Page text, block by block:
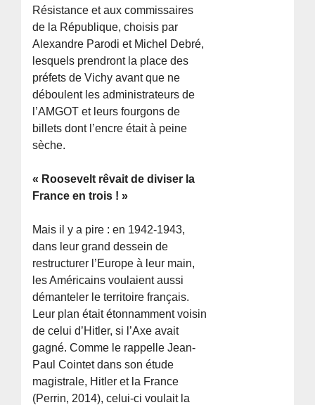
Résistance et aux commissaires
de la République, choisis par
Alexandre Parodi et Michel Debré,
lesquels prendront la place des
préfets de Vichy avant que ne
déboulent les administrateurs de
l’AMGOT et leurs fourgons de
billets dont l’encre était à peine
sèche.
« Roosevelt rêvait de diviser la
France en trois ! »
Mais il y a pire : en 1942-1943,
dans leur grand dessein de
restructurer l’Europe à leur main,
les Américains voulaient aussi
démanteler le territoire français.
Leur plan était étonnamment voisin
de celui d’Hitler, si l’Axe avait
gagné. Comme le rappelle Jean-
Paul Cointet dans son étude
magistrale, Hitler et la France
(Perrin, 2014), celui-ci voulait la